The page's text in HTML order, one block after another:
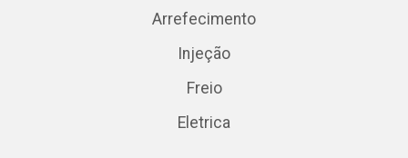
Arrefecimento
Injeção
Freio
Eletrica